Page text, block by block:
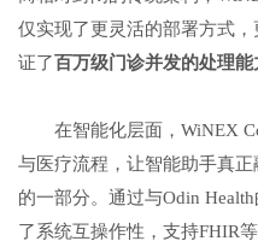
仅实现了更灵活的部署方式
证了百万级门诊并发的处理能
在智能化层面，WiNEX
与医疗流程，让智能助手真
的一部分。通过与Odin
了系统互操作性，支持FHIR